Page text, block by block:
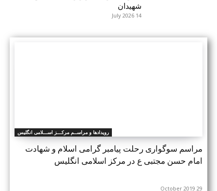
شهیدان
14 July 2026
رویدادها و مراســم مرکـــز اســـلامی انگلیس
مراسم سوگواری رحلت پیامبر گرامی اسلام و شهادت
امام حسن مجتبی ع در مرکز اسلامی انگلیس
29 October 2019